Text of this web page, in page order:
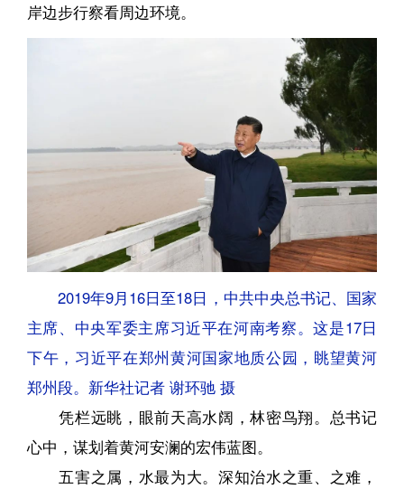
岸边步行察看周边环境。
2019年9月16日至18日，中共中央总书记、国家
主席、中央军委主席习近平在河南考察。这是17日
下午，习近平在郑州黄河国家地质公园，眺望黄河
郑州段。新华社记者 谢环驰 摄
凭栏远眺，眼前天高水阔，林密鸟翔。总书记
心中，谋划着黄河安澜的宏伟蓝图。
五害之属，水最为大。深知治水之重、之难，